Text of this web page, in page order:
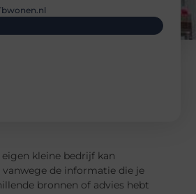
kleine bedrijf kan
de informatie die je
bronnen of advies hebt